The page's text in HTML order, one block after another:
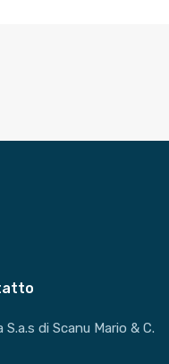
S.a.s di Scanu Mario & C.